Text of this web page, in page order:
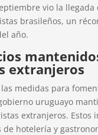
vio la llegada
brasileños, un
año.
extranjeros
medidas para
uruguayo
extranjeros. Estos
de hotelería y